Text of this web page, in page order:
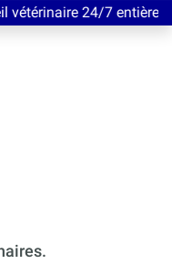
entièrement Gratuit